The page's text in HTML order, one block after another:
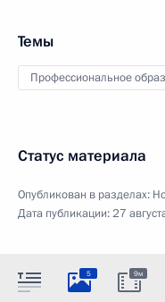
Темы
Профессиональное
Статус материала
Опубликован в разделах:
Дата публикации:27
5 9м